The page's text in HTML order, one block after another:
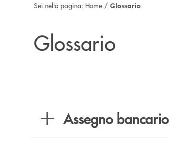
Sei nella pagina: Home / Glossario
Glossario
Assegno bancario